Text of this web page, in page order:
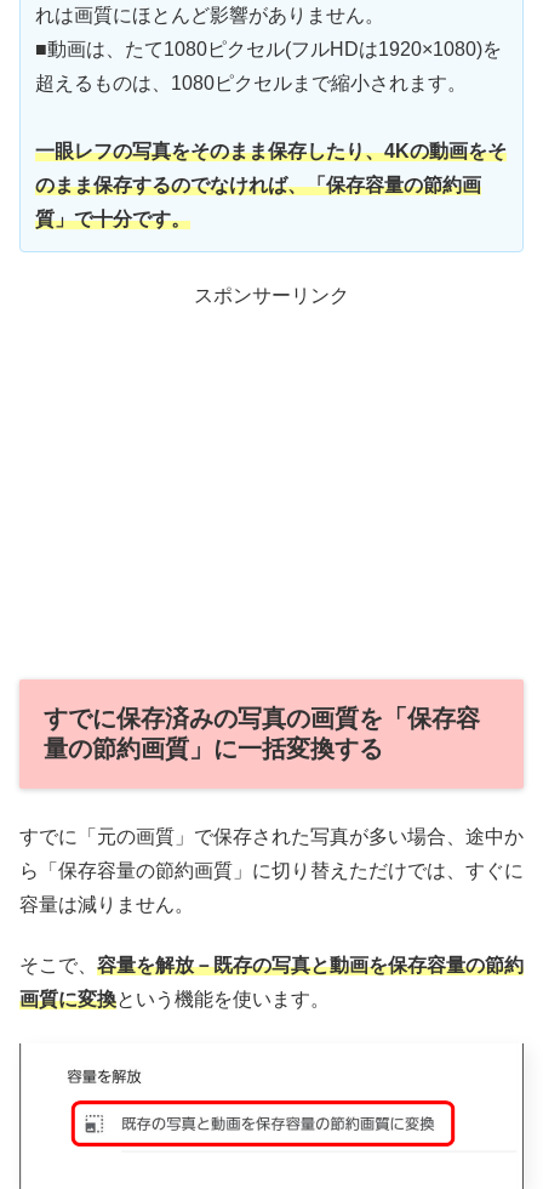
れは画質にほとんど影響がありません。
■動画は、たて1080ピクセル(フルHDは1920×1080)を
超えるものは、1080ピクセルまで縮小されます。
一眼レフの写真をそのまま保存したり、4Kの動画をそ
のまま保存するのでなければ、「保存容量の節約画
質」で十分です。
スポンサーリンク
すでに保存済みの写真の画質を「保存容
量の節約画質」に一括変換する
すでに「元の画質」で保存された写真が多い場合、途中か
ら「保存容量の節約画質」に切り替えただけでは、すぐに
容量は減りません。
そこで、 容量を解放－既存の写真と動画を保存容量の節約
画質に変換という機能を使います。